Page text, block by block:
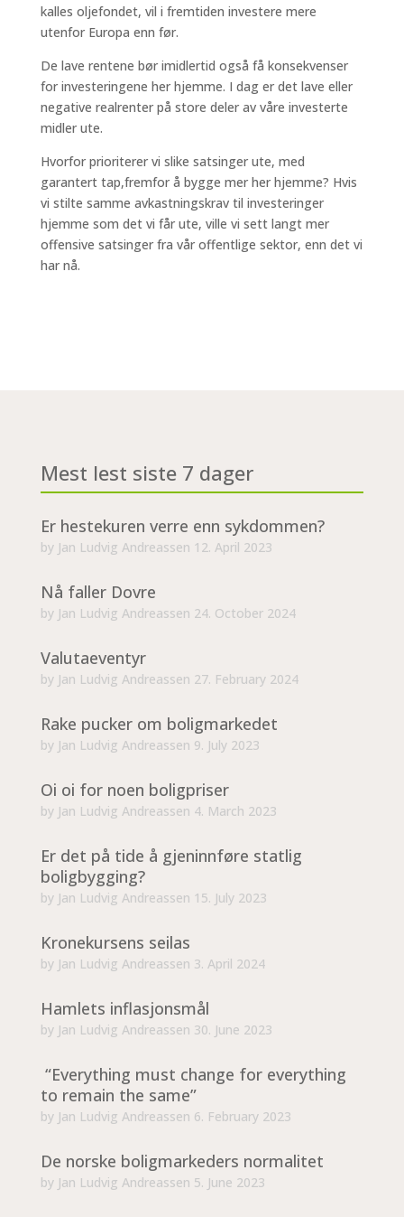
kalles oljefondet, vil i fremtiden investere mere
utenfor Europa enn før.
De lave rentene bør imidlertid også få konsekvenser
for investeringene her hjemme. I dag er det lave eller
negative realrenter på store deler av våre investerte
midler ute.
Hvorfor prioriterer vi slike satsinger ute, med
garantert tap,fremfor å bygge mer her hjemme? Hvis
vi stilte samme avkastningskrav til investeringer
hjemme som det vi får ute, ville vi sett langt mer
offensive satsinger fra vår offentlige sektor, enn det vi
har nå.
Mest lest siste 7 dager
Er hestekuren verre enn sykdommen?
by Jan Ludvig Andreassen 12. April 2023
Nå faller Dovre
by Jan Ludvig Andreassen 24. October 2024
Valutaeventyr
by Jan Ludvig Andreassen 27. February 2024
Rake pucker om boligmarkedet
by Jan Ludvig Andreassen 9. July 2023
Oi oi for noen boligpriser
by Jan Ludvig Andreassen 4. March 2023
Er det på tide å gjeninnføre statlig
boligbygging?
by Jan Ludvig Andreassen 15. July 2023
Kronekursens seilas
by Jan Ludvig Andreassen 3. April 2024
Hamlets inflasjonsmål
by Jan Ludvig Andreassen 30. June 2023
“Everything must change for everything
to remain the same”
by Jan Ludvig Andreassen 6. February 2023
De norske boligmarkeders normalitet
by Jan Ludvig Andreassen 5. June 2023